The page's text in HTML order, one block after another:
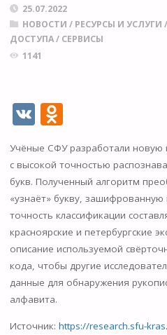
25.07.2022
НОВОСТИ / РЕСУРСЫ И УСЛУГИ /
ДОСТУПА/ СЕРВИСЫ
1141
V O
n
o
kl
as
s
ni
ki
Учёные СФУ разработали новую
с высокой точностью
букв. Полученный алгоритм
«узнаёт» букву,
точность классификации
красноярские и петербургские
описание используемой
кода, чтобы другие
данные для обнаружения
алфавита.
Источник: https://research.sfu-